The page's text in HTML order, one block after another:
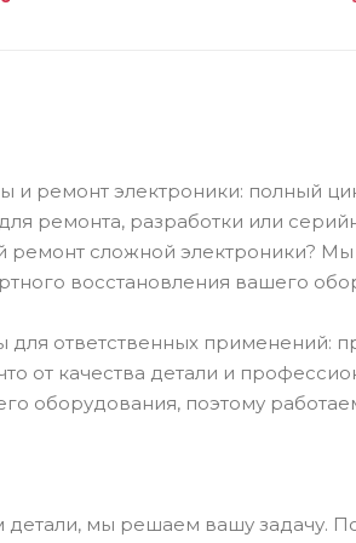
и ремонт электроники: полный
ремонта, разработки или
сложной электроники? Мы
восстановления вашего
для ответственных применений:
от качества детали и
оборудования, поэтому
мы решаем вашу задачу.